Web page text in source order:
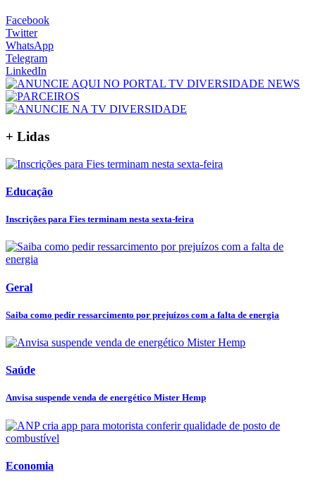
Facebook
Twitter
WhatsApp
Telegram
LinkedIn
+ Lidas
Educação
Inscrições para Fies terminam nesta sexta-feira
Geral
Saiba como pedir ressarcimento por prejuízos com a falta de energia
Saúde
Anvisa suspende venda de energético Mister Hemp
Economia